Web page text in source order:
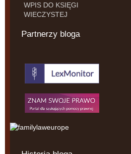
WPIS DO KSIĘGI
WIECZYSTEJ
Partnerzy bloga